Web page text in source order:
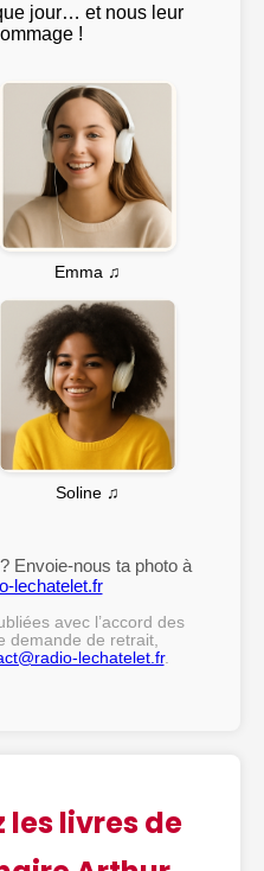
jour… et nous leur
!
Emma ♫
Soline ♫
Envoie-nous ta photo à
lechatelet.fr
avec l’accord des
demande de retrait,
lechatelet.fr.
les livres de